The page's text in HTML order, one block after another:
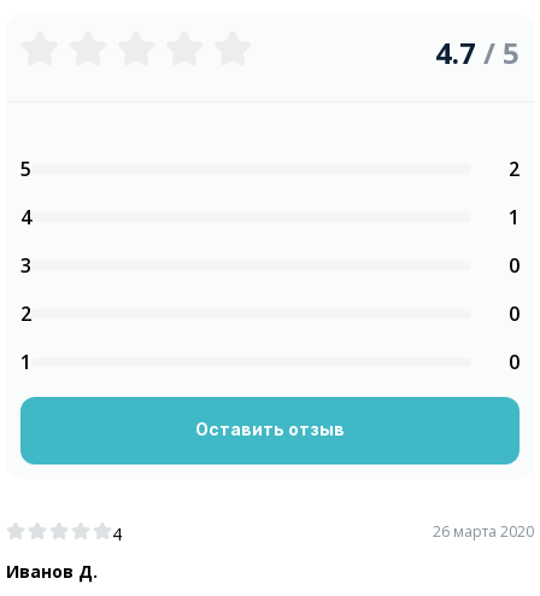
4
Иванов Д.
26 марта 2020
4.7 / 5
5
2
4
1
3
0
2
0
1
0
Оставить отзыв